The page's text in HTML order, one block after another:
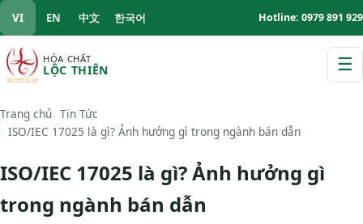
VI EN 中文 한국어 Hotline: 0979 891 929
HÓA CHẤT
LỘC THIÊN ☰
Trang chủ Tin Tức
ISO/IEC 17025 là gì? Ảnh hưởng gì trong ngành bán dẫn
ISO/IEC 17025 là gì? Ảnh hưởng gì
trong ngành bán dẫn